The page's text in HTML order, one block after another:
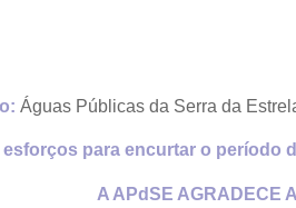
Águas Públicas da Serra da
para encurtar o
A APdSE AGRADECE